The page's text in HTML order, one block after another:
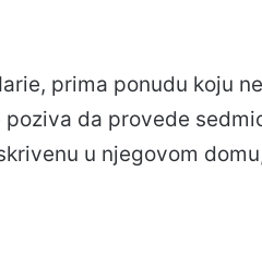
prima ponudu koju
poziva da provede
u njegovom